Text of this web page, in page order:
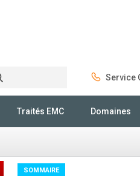
Service
Traités EMC Domaines
SOMMAIRE